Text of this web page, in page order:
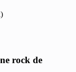
rock de